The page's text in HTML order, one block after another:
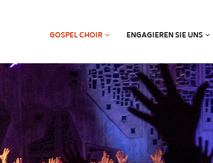
GOSPEL CHOIR ENGAGIEREN SIE UNS